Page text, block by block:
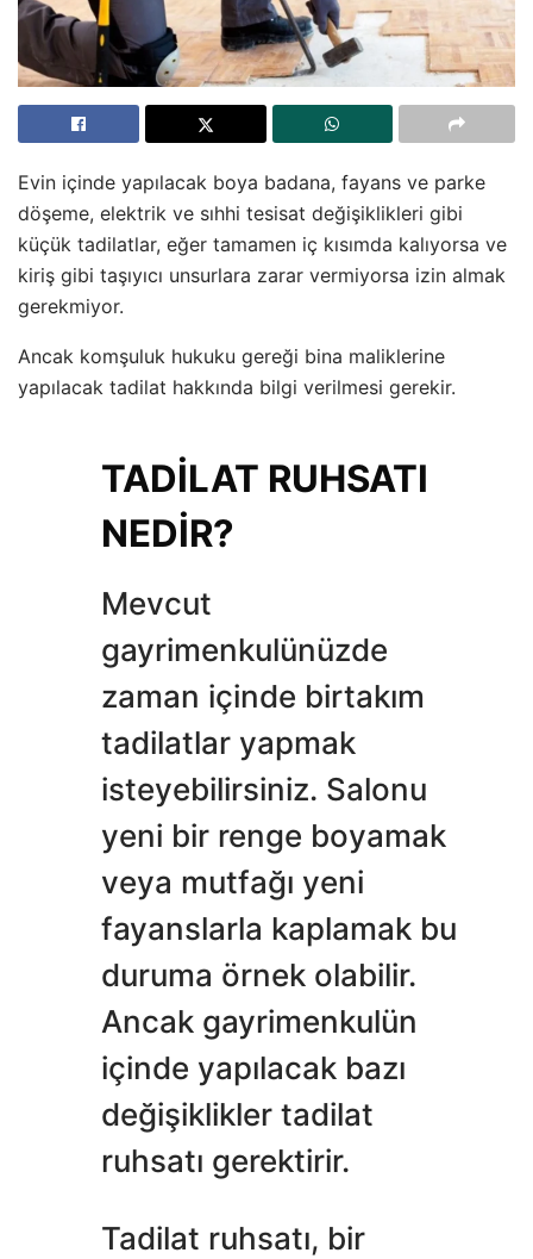
Evin içinde yapılacak boya badana, fayans ve parke
döşeme, elektrik ve sıhhi tesisat değişiklikleri gibi
küçük tadilatlar, eğer tamamen iç kısımda kalıyorsa ve
kiriş gibi taşıyıcı unsurlara zarar vermiyorsa izin almak
gerekmiyor.
Ancak komşuluk hukuku gereği bina maliklerine
yapılacak tadilat hakkında bilgi verilmesi gerekir.
TADİLAT RUHSATI
NEDİR?
Mevcut
gayrimenkulünüzde
zaman içinde birtakım
tadilatlar yapmak
isteyebilirsiniz. Salonu
yeni bir renge boyamak
veya mutfağı yeni
fayanslarla kaplamak bu
duruma örnek olabilir.
Ancak gayrimenkulün
içinde yapılacak bazı
değişiklikler tadilat
ruhsatı gerektirir.
Tadilat ruhsatı, bir